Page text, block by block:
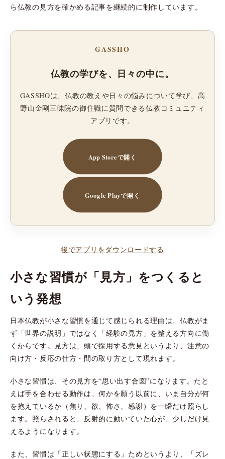
ら仏教の見方を確かめる記事を継続的に制作しています。
GASSHO
仏教の学びを、日々の中に。
GASSHOは、仏教の教えや日々の悩みについて学び、高
野山金剛三昧院の御住職に質問できる仏教コミュニティ
アプリです。
App Storeで開く
Google Playで開く
後でアプリをダウンロードする
小さな習慣が「見方」をつくると
いう発想
日本仏教が小さな習慣を通じて感じられる理由は、仏教がま
ず「世界の説明」ではなく「経験の見方」を整える方向に働
くからです。見方は、頭で採用する意見というより、注意の
向け方・反応の仕方・間の取り方として現れます。
小さな習慣は、その見方を“思い出す合図”になります。たと
えば手を合わせる動作は、何かを願う以前に、いま自分が何
を抱えているか（焦り、欲、怖さ、感謝）を一瞬だけ照らし
ます。照らされると、反射的に動いていた心が、少しだけ見
えるようになります。
また、習慣は「正しい状態にする」ためというより、「ズレ